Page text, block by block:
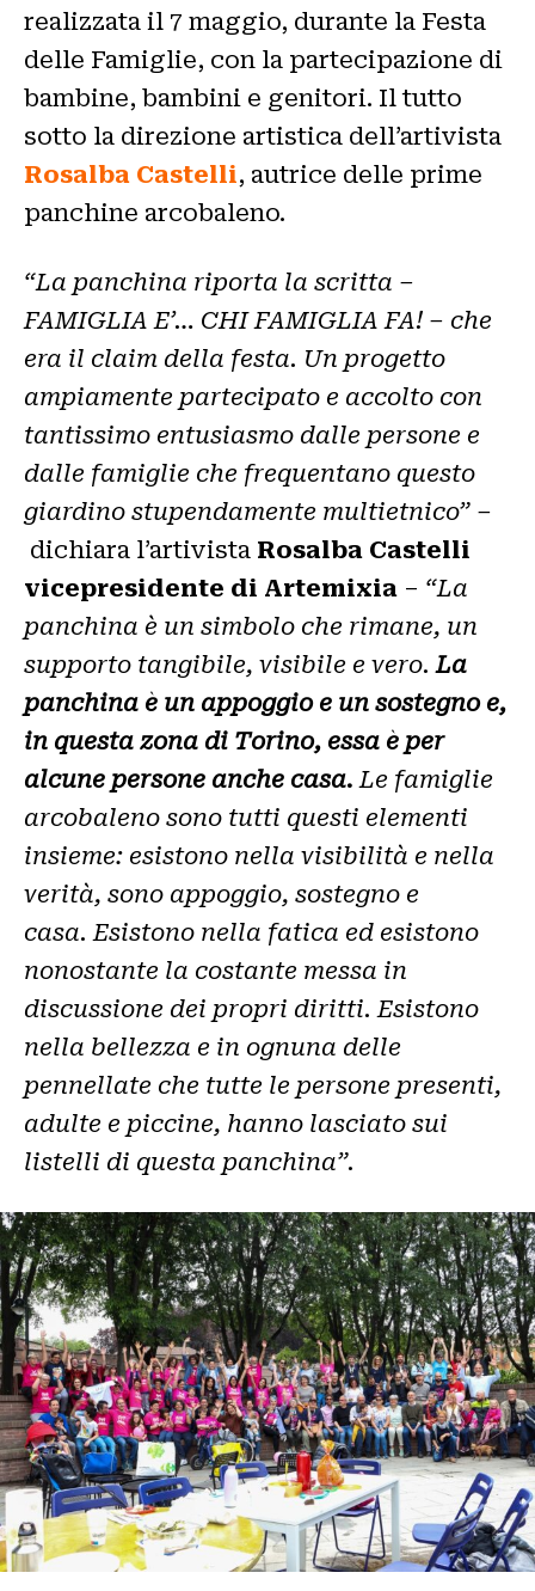
realizzata il 7 maggio, durante la Festa
delle Famiglie, con la partecipazione di
bambine, bambini e genitori. Il tutto
sotto la direzione artistica dell’artivista
Rosalba Castelli, autrice delle prime
panchine arcobaleno.
“La panchina riporta la scritta –
FAMIGLIA E’… CHI FAMIGLIA FA! – che
era il claim della festa. Un progetto
ampiamente partecipato e accolto con
tantissimo entusiasmo dalle persone e
dalle famiglie che frequentano questo
giardino stupendamente multietnico” –
dichiara l’artivista Rosalba Castelli
vicepresidente di Artemixia – “La
panchina è un simbolo che rimane, un
supporto tangibile, visibile e vero. La
panchina è un appoggio e un sostegno e,
in questa zona di Torino, essa è per
alcune persone anche casa. Le famiglie
arcobaleno sono tutti questi elementi
insieme: esistono nella visibilità e nella
verità, sono appoggio, sostegno e
casa. Esistono nella fatica ed esistono
nonostante la costante messa in
discussione dei propri diritti. Esistono
nella bellezza e in ognuna delle
pennellate che tutte le persone presenti,
adulte e piccine, hanno lasciato sui
listelli di questa panchina”.